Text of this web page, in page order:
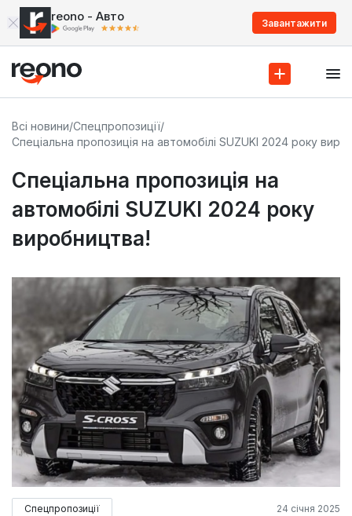
reono - Авто Завантажити
Всі новини/Спецпропозиції/
Спеціальна пропозиція на автомобілі SUZUKI 2024 року
Спеціальна пропозиція на
автомобілі SUZUKI 2024 року
виробництва!
Спецпропозиції 24 січня 2025